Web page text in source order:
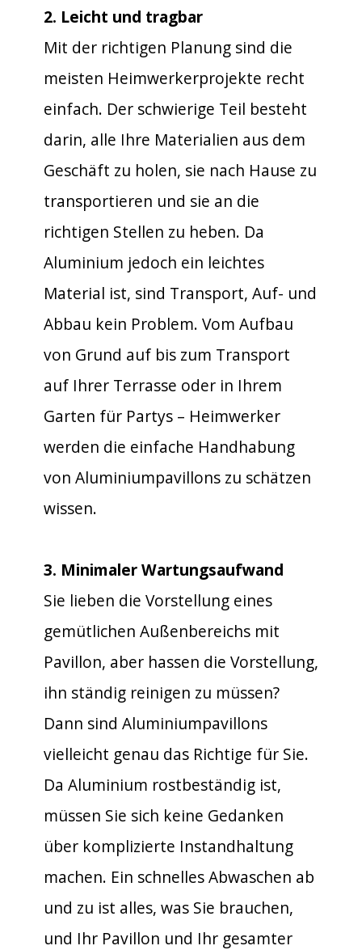
2. Leicht und tragbar
Mit der richtigen Planung sind die
meisten Heimwerkerprojekte recht
einfach. Der schwierige Teil besteht
darin, alle Ihre Materialien aus dem
Geschäft zu holen, sie nach Hause zu
transportieren und sie an die
richtigen Stellen zu heben. Da
Aluminium jedoch ein leichtes
Material ist, sind Transport, Auf- und
Abbau kein Problem. Vom Aufbau
von Grund auf bis zum Transport
auf Ihrer Terrasse oder in Ihrem
Garten für Partys – Heimwerker
werden die einfache Handhabung
von Aluminiumpavillons zu schätzen
wissen.
3. Minimaler Wartungsaufwand
Sie lieben die Vorstellung eines
gemütlichen Außenbereichs mit
Pavillon, aber hassen die Vorstellung,
ihn ständig reinigen zu müssen?
Dann sind Aluminiumpavillons
vielleicht genau das Richtige für Sie.
Da Aluminium rostbeständig ist,
müssen Sie sich keine Gedanken
über komplizierte Instandhaltung
machen. Ein schnelles Abwaschen ab
und zu ist alles, was Sie brauchen,
und Ihr Pavillon und Ihr gesamter